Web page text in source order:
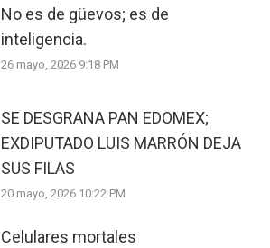
No es de güevos; es de
inteligencia.
26 mayo, 2026 9:18 PM
SE DESGRANA PAN EDOMEX;
EXDIPUTADO LUIS MARRÓN DEJA
SUS FILAS
20 mayo, 2026 10:22 PM
Celulares mortales